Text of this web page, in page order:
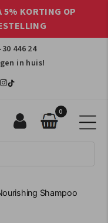
5% KORTING OP
446 24
in huis!
0
Shampoo